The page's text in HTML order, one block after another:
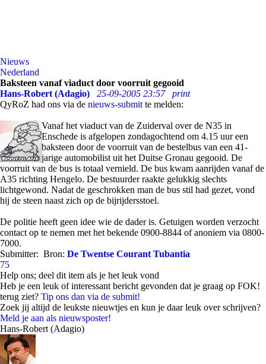
Nieuws
Nederland
Baksteen vanaf viaduct door voorruit gegooid
Hans-Robert (Adagio)
25-09-2005 23:57
print
QyRoZ had ons via de nieuws-submit te melden:
Vanaf het viaduct van de Zuiderval over de N35 in
Enschede is afgelopen zondagochtend om 4.15 uur een
baksteen door de voorruit van de bestelbus van een 41-
jarige automobilist uit het Duitse Gronau gegooid. De
voorruit van de bus is totaal vernield. De bus kwam aanrijden vanaf de
A35 richting Hengelo. De bestuurder raakte gelukkig slechts
lichtgewond. Nadat de geschrokken man de bus stil had gezet, vond
hij de steen naast zich op de bijrijdersstoel.
De politie heeft geen idee wie de dader is. Getuigen worden verzocht
contact op te nemen met het bekende 0900-8844 of anoniem via 0800-
7000.
Submitter: Bron: De Twentse Courant Tubantia
75
Help ons; deel dit item als je het leuk vond
Heb je een leuk of interessant bericht gevonden dat je graag op FOK!
terug ziet? Tip ons dan via de submit!
Zoek jij altijd de leukste nieuwtjes en kun je daar leuk over schrijven?
Meld je aan als nieuwsposter!
Hans-Robert (Adagio)